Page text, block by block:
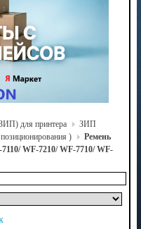
для принтера
ЗИП
)
Ремень
WF-7210/ WF-7710/ WF-